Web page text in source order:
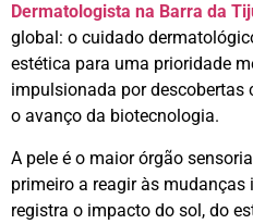
Dermatologista na Barra da
global: o cuidado
estética para uma prioridade
impulsionada por descobertas
o avanço da biotecnologia.
A pele é o maior órgão
primeiro a reagir às mudanças
registra o impacto do sol, do